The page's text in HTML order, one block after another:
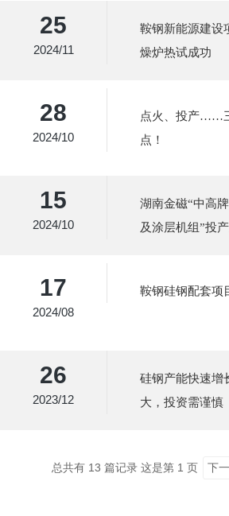
25
2024/11
鞍钢新能源建设
燥炉热试成功
28
2024/10
点火、投产……
点！
15
2024/10
湖南金磁“中高
及涂层机组”投产
17
2024/08
鞍钢硅钢配套项
26
2023/12
硅钢产能快速增
大，投资需谨慎
总共有 13 篇记录 这是第 1 页 下